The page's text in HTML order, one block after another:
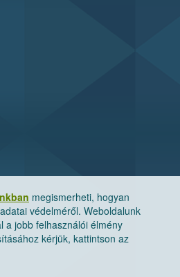
megismerheti, hogyan
védelméről. Weboldalunk
a jobb felhasználói élmény
kérjük, kattintson az